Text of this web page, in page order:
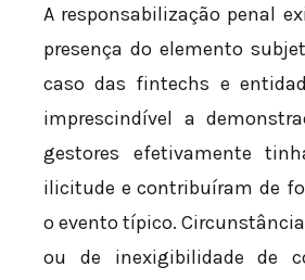
A responsabilização penal
presença do elemento
caso das fintechs e
imprescindível a
gestores efetivamente
ilicitude e contribuíram de
o evento típico.
ou de inexigibilidade de